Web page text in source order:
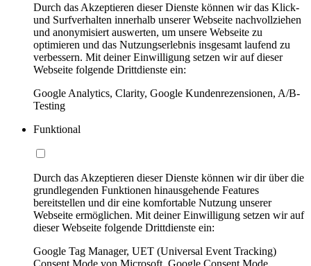
Durch das Akzeptieren dieser Dienste können wir das Klick-
und Surfverhalten innerhalb unserer Webseite nachvollziehen
und anonymisiert auswerten, um unsere Webseite zu
optimieren und das Nutzungserlebnis insgesamt laufend zu
verbessern. Mit deiner Einwilligung setzen wir auf dieser
Webseite folgende Drittdienste ein:
Google Analytics, Clarity, Google Kundenrezensionen, A/B-
Testing
Funktional
Durch das Akzeptieren dieser Dienste können wir dir über die
grundlegenden Funktionen hinausgehende Features
bereitstellen und dir eine komfortable Nutzung unserer
Webseite ermöglichen. Mit deiner Einwilligung setzen wir auf
dieser Webseite folgende Drittdienste ein:
Google Tag Manager, UET (Universal Event Tracking)
Consent Mode von Microsoft, Google Consent Mode,